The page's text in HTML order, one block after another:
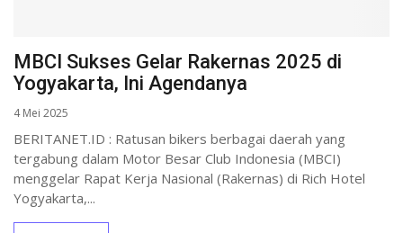
MBCI Sukses Gelar Rakernas 2025 di
Yogyakarta, Ini Agendanya
4 Mei 2025
BERITANET.ID : Ratusan bikers berbagai daerah yang
tergabung dalam Motor Besar Club Indonesia (MBCI)
menggelar Rapat Kerja Nasional (Rakernas) di Rich Hotel
Yogyakarta,...